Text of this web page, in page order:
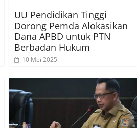
UU Pendidikan Tinggi
Dorong Pemda Alokasikan
Dana APBD untuk PTN
Berbadan Hukum
10 Mei 2025